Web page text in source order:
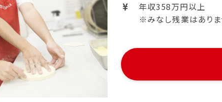
年収358万円以上
※みなし残業はあり